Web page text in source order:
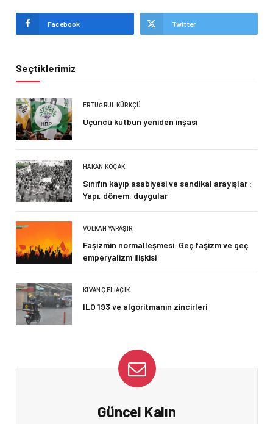
Facebook Twitter
Seçtiklerimiz
ERTUĞRUL KÜRKÇÜ
Üçüncü kutbun yeniden inşası
HAKAN KOÇAK
Sınıfın kayıp asabiyesi ve sendikal arayışlar :
Yapı, dönem, duygular
VOLKAN YARAŞIR
Faşizmin normalleşmesi: Geç faşizm ve geç
emperyalizm ilişkisi
KIVANÇ ELIAÇIK
ILO 193 ve algoritmanın zincirleri
Güncel Kalın